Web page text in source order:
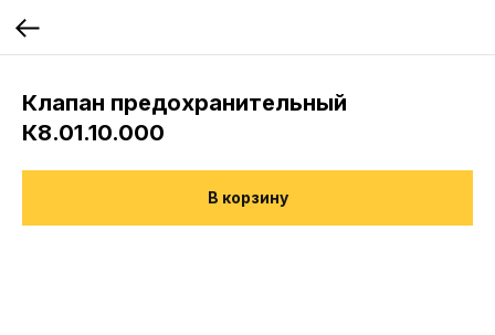
Клапан предохранительный
К8.01.10.000
В корзину